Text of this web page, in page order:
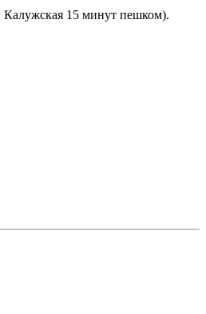
Калужская 15 минут пешком).